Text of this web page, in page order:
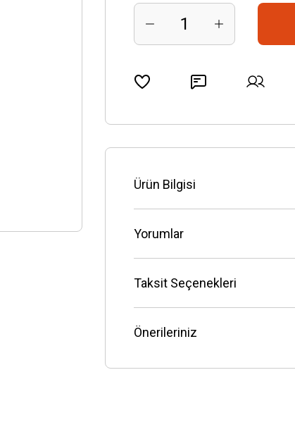
Ürün Bilgisi
Yorumlar
Taksit Seçenekleri
Önerileriniz